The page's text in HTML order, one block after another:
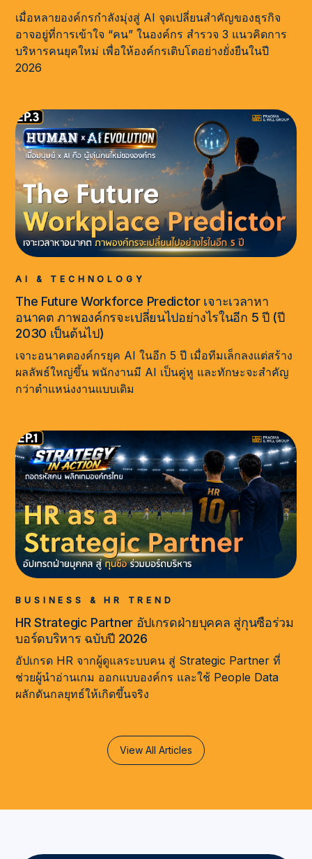
เมื่อหลายองค์กรกำลังมุ่งสู่ AI จุดเปลี่ยนสำคัญของธุรกิจ
อาจอยู่ที่การเข้าใจ “คน” ในองค์กร สำรวจ 3 แนวคิดการ
บริหารคนยุคใหม่ เพื่อให้องค์กรเติบโตอย่างยั่งยืนในปี
2026
AI & TECHNOLOGY
The Future Workforce Predictor เจาะเวลาหา
อนาคต ภาพองค์กรจะเปลี่ยนไปอย่างไรในอีก 5 ปี (ปี
2030 เป็นต้นไป)
เจาะอนาคตองค์กรยุค AI ในอีก 5 ปี เมื่อทีมเล็กลงแต่สร้าง
ผลลัพธ์ใหญ่ขึ้น พนักงานมี AI เป็นคู่หู และทักษะจะสำคัญ
กว่าตำแหน่งงานแบบเดิม
BUSINESS & HR TREND
HR Strategic Partner อัปเกรดฝ่ายบุคคล สู่กุนซือร่วม
บอร์ดบริหาร ฉบับปี 2026
อัปเกรด HR จากผู้ดูแลระบบคน สู่ Strategic Partner ที่
ช่วยผู้นำอ่านเกม ออกแบบองค์กร และใช้ People Data
ผลักดันกลยุทธ์ให้เกิดขึ้นจริง
View All Articles